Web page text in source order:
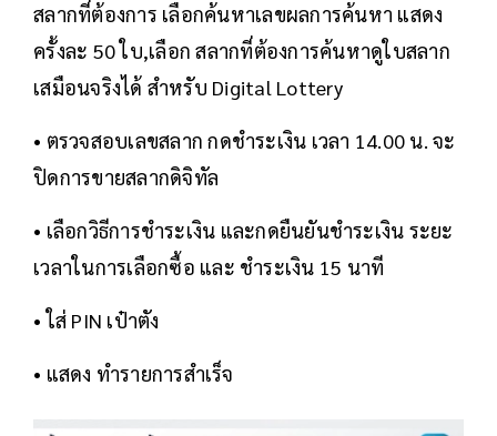
สลากที่ต้องการ เลือกค้นหาเลขผลการค้นหา แสดง
ครั้งละ 50 ใบ,เลือก สลากที่ต้องการค้นหาดูใบสลาก
เสมือนจริงได้ สำหรับ Digital Lottery
• ตรวจสอบเลขสลาก กดชำระเงิน เวลา 14.00 น. จะ
ปิดการขายสลากดิจิทัล
• เลือกวิธีการชำระเงิน และกดยืนยันชำระเงิน ระยะ
เวลาในการเลือกซื้อ และ ชำระเงิน 15 นาที
• ใส่ PIN เป๋าตัง
• แสดง ทำรายการสำเร็จ